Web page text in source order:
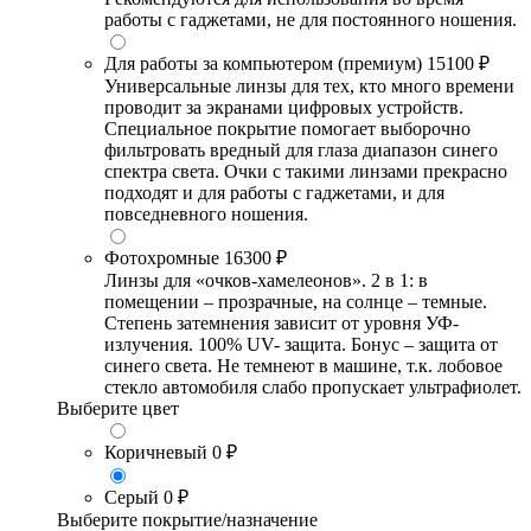
работы с гаджетами, не для постоянного ношения.
Для работы за компьютером (премиум) 15100 ₽
Универсальные линзы для тех, кто много времени
проводит за экранами цифровых устройств.
Специальное покрытие помогает выборочно
фильтровать вредный для глаза диапазон синего
спектра света. Очки с такими линзами прекрасно
подходят и для работы с гаджетами, и для
повседневного ношения.
Фотохромные 16300 ₽
Линзы для «очков-хамелеонов». 2 в 1: в
помещении – прозрачные, на солнце – темные.
Степень затемнения зависит от уровня УФ-
излучения. 100% UV- защита. Бонус – защита от
синего света. Не темнеют в машине, т.к. лобовое
стекло автомобиля слабо пропускает ультрафиолет.
Выберите цвет
Коричневый 0 ₽
Серый 0 ₽
Выберите покрытие/назначение